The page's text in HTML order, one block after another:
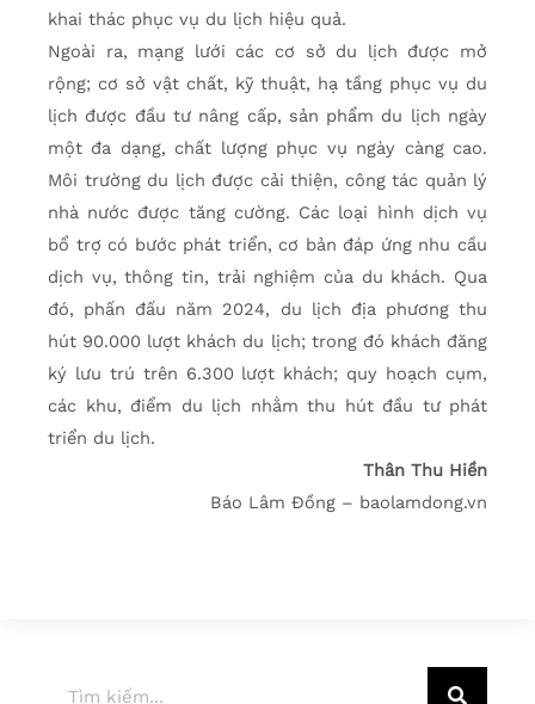
khai thác phục vụ du lịch hiệu quả.
Ngoài ra, mạng lưới các cơ sở du lịch được mở
rộng; cơ sở vật chất, kỹ thuật, hạ tầng phục vụ du
lịch được đầu tư nâng cấp, sản phẩm du lịch ngày
một đa dạng, chất lượng phục vụ ngày càng cao.
Môi trường du lịch được cải thiện, công tác quản lý
nhà nước được tăng cường. Các loại hình dịch vụ
bổ trợ có bước phát triển, cơ bản đáp ứng nhu cầu
dịch vụ, thông tin, trải nghiệm của du khách. Qua
đó, phấn đấu năm 2024, du lịch địa phương thu
hút 90.000 lượt khách du lịch; trong đó khách đăng
ký lưu trú trên 6.300 lượt khách; quy hoạch cụm,
các khu, điểm du lịch nhằm thu hút đầu tư phát
triển du lịch.
Thân Thu Hiền
Báo Lâm Đồng – baolamdong.vn